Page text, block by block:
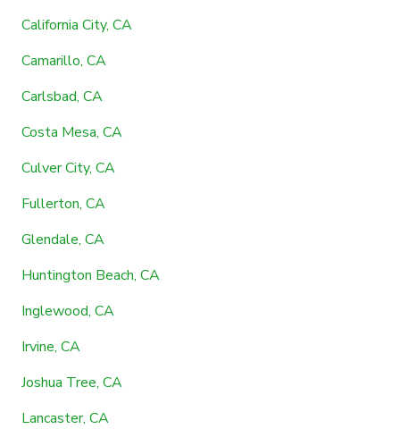
California City, CA
Camarillo, CA
Carlsbad, CA
Costa Mesa, CA
Culver City, CA
Fullerton, CA
Glendale, CA
Huntington Beach, CA
Inglewood, CA
Irvine, CA
Joshua Tree, CA
Lancaster, CA